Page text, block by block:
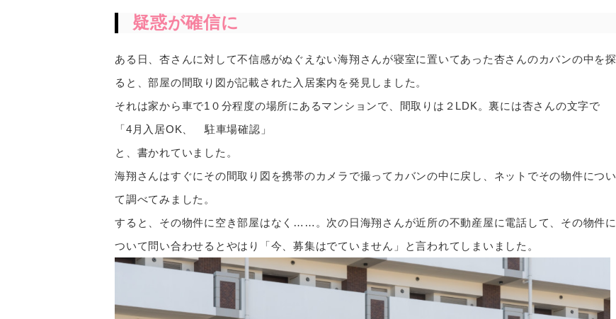
疑惑が確信に
ある日、杏さんに対して不信感がぬぐえない海翔さんが寝室に置いてあった杏さんのカバンの中を探
ると、部屋の間取り図が記載された入居案内を発見しました。
それは家から車で1０分程度の場所にあるマンションで、間取りは２LDK。裏には杏さんの文字で
「4月入居OK、 駐車場確認」
と、書かれていました。
海翔さんはすぐにその間取り図を携帯のカメラで撮ってカバンの中に戻し、ネットでその物件につい
て調べてみました。
すると、その物件に空き部屋はなく……。次の日海翔さんが近所の不動産屋に電話して、その物件に
ついて問い合わせるとやはり「今、募集はでていません」と言われてしまいました。